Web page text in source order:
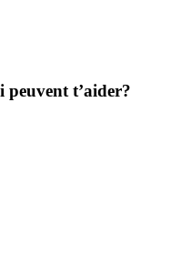
peuvent t’aider?